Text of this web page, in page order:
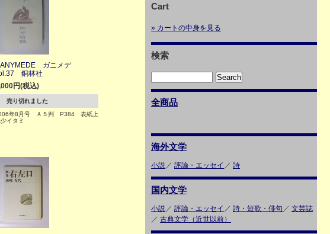
ガニメデ
銅林社
円(税込)
売り切れました
年8月号 Ａ５判 P384 表紙上
イタミ
Cart
» カートの中身を見る
検索
全商品
海外文学
小説／ 評論・エッセイ ／ 詩
国内文学
小説／ 評論・エッセイ ／ 詩・短歌・俳句 ／ 文芸誌
／ 古典文学（近世以前）